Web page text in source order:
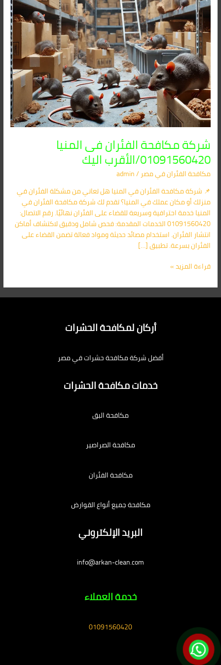
شركة مكافحة الفئران فى المنيا
01091560420/الأقرب اليك
مكافحة الفئران​ في مصر/
admin
📌 شركة مكافحة الفئران في المنيا هل تعاني من مشكلة الفئران في
منزلك أو مكان عملك في المنيا؟ تقدم لك شركة مكافحة الفئران في
المنيا خدمة احترافية وسريعة للقضاء على الفئران نهائيًا. رقم الاتصال:
01091560420 الخدمات المقدمة: فحص شامل ودقيق لاكتشاف أماكن
انتشار الفئران. استخدام مصائد حديثة ومواد فعالة تضمن القضاء على
الفئران بسرعة. تطبيق […]
اليك
قراءة المزيد »
أركان لمكافحة الحشرات
أفضل شركة مكافحة حشرات في مصر
خدمات مكافحة الحشرات
مكافحة البق
مكافحة الصراصير
مكافحة الفئران
مكافحة جميع أنواع القوارض
البريد الإلكتروني
info@arkan-clean.com
خدمة العملاء
01091560420